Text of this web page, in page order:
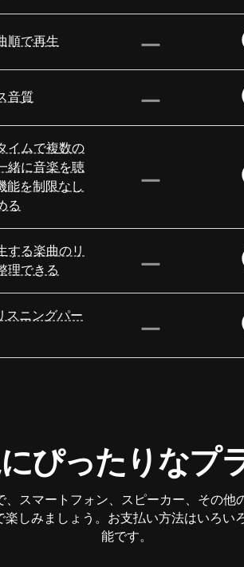
順で再生
音質
イムで複数の
緒に音楽を聴
能を制限なし
る
する楽曲のリ
理できる
スニングパー
ぴったりなプ
、スマートフォン、スピーカー、その他
しみましょう。お支払い方法はいろい
能です。